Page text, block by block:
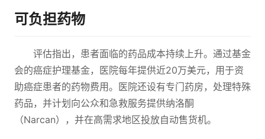
可负担药物
评估指出，患者面临的药品成本持续上升。通过基金
会的癌症护理基金，医院每年提供近20万美元，用于资
助癌症患者的药物费用。医院还设有专门药房，处理特殊
药品，并计划向公众和急救服务提供纳洛酮
（Narcan），并在高需求地区投放自动售货机。